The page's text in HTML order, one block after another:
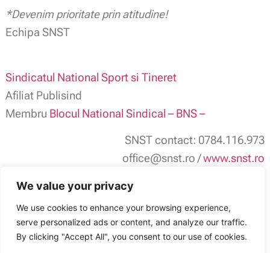
We value your privacy
We use cookies to enhance your browsing experience,
serve personalized ads or content, and analyze our traffic.
By clicking "Accept All", you consent to our use of cookies.
*Devenim prioritate prin atitudine!
Echipa SNST
Sindicatul National Sport si Tineret
Afiliat Publisind
Membru Blocul National Sindical – BNS –
SNST contact: 0784.116.973
office@snst.ro /www.snst.ro
SNST: Sport, Tineret, Cultură, Educație și
Administrație publică
Sindicatul Național Sport și Tineret: Cercetare disciplinară la DGASPC
Sector 2 București
ARTICOLUL ANTERIOR